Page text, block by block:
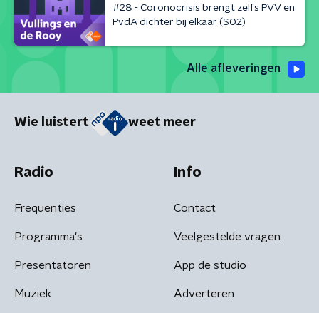
#28 - Coronocrisis brengt zelfs PVV en
PvdA dichter bij elkaar (S02)
Alle afleveringen
Wie luistert weet meer
Radio
Frequenties
Programma's
Presentatoren
Muziek
Info
Contact
Veelgestelde vragen
App de studio
Adverteren